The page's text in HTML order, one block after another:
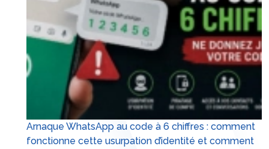
Arnaque WhatsApp au code à 6 chiffres : comment
fonctionne cette usurpation d’identité et comment